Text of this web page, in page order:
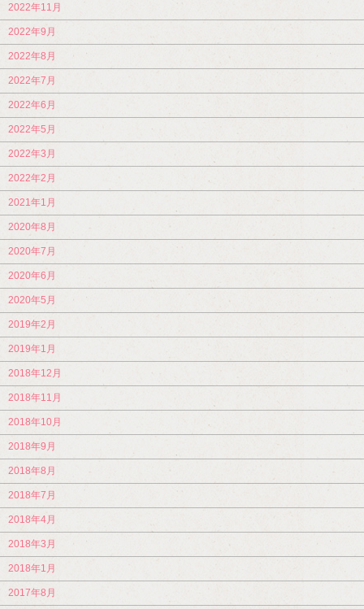
2022年11月
2022年9月
2022年8月
2022年7月
2022年6月
2022年5月
2022年3月
2022年2月
2021年1月
2020年8月
2020年7月
2020年6月
2020年5月
2019年2月
2019年1月
2018年12月
2018年11月
2018年10月
2018年9月
2018年8月
2018年7月
2018年4月
2018年3月
2018年1月
2017年8月